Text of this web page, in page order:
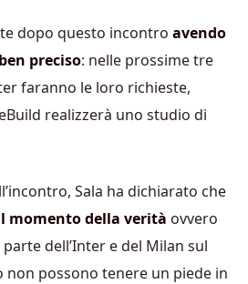
dopo questo incontro avendo
preciso: nelle prossime tre
faranno le loro richieste,
realizzerà uno studio di
Sala ha dichiarato che
momento della verità ovvero
dell’Inter e del Milan sul
possono tenere un piede in